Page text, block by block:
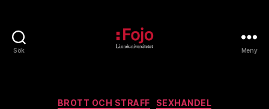
Sök Meny
Kategorier
BROTT OCH STRAFF SEXHANDEL